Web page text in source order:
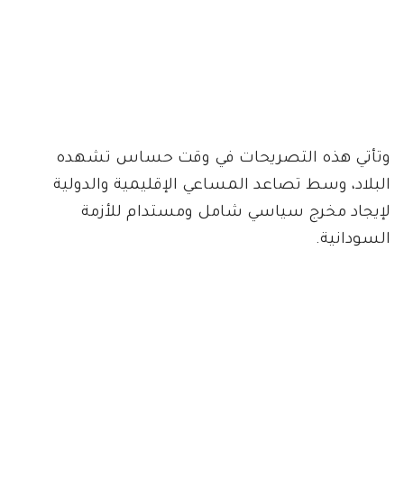
وتأتي هذه التصريحات في وقت حساس تشهده
البلاد، وسط تصاعد المساعي الإقليمية والدولية
لإيجاد مخرج سياسي شامل ومستدام للأزمة
السودانية.